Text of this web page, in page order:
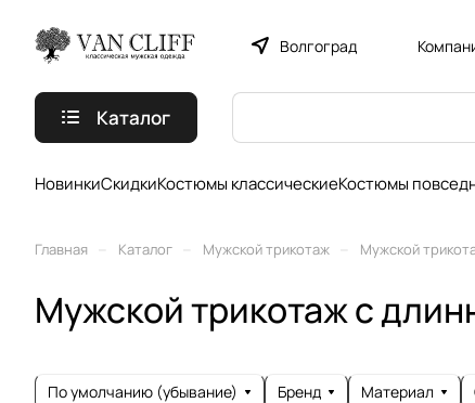
Волгоград
Каталог
НовинкиСкидкиКостюмы классическиеКостюмы
Главная Каталог Мужской трикотаж Мужской
Мужской трикотаж с
По умолчанию (убывание) Бренд Материал